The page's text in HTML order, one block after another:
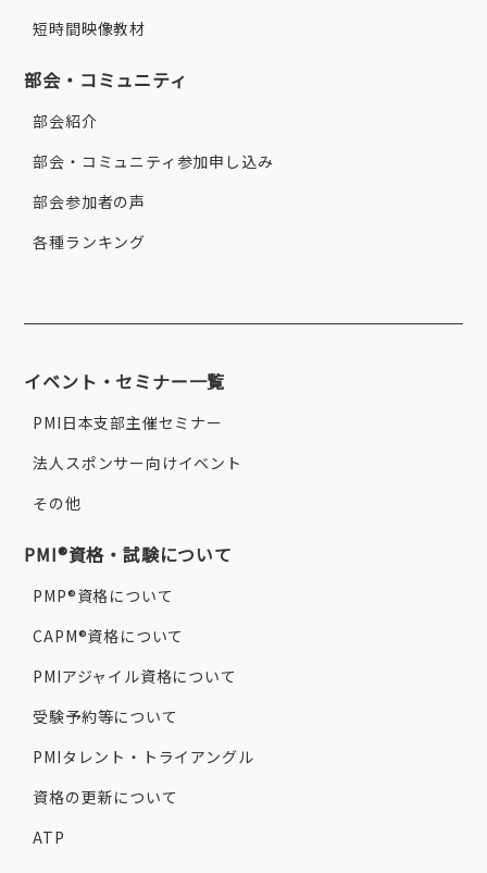
短時間映像教材
部会・コミュニティ
部会紹介
部会・コミュニティ参加申し込み
部会参加者の声
各種ランキング
イベント・セミナー一覧
PMI日本支部主催セミナー
法人スポンサー向けイベント
その他
PMI®資格・試験について
PMP®資格について
CAPM®資格について
PMIアジャイル資格について
受験予約等について
PMIタレント・トライアングル
資格の更新について
ATP